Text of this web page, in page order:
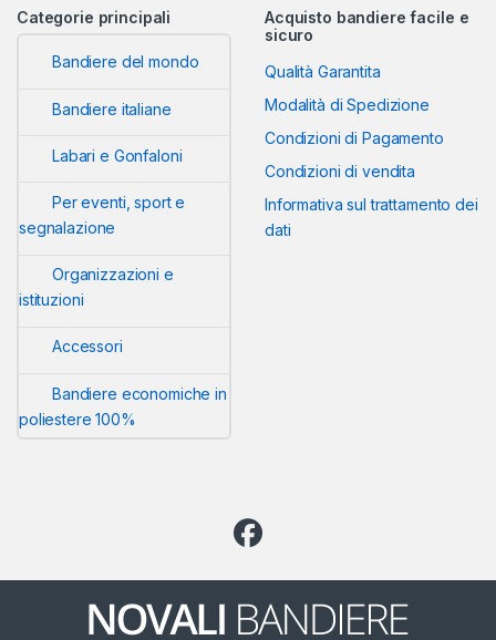
Categorie principali
Bandiere del mondo
Bandiere italiane
Labari e Gonfaloni
Per eventi, sport e
segnalazione
Organizzazioni e
istituzioni
Accessori
Bandiere economiche in
poliestere 100%
Acquisto bandiere facile e
sicuro
Qualità Garantita
Modalità di Spedizione
Condizioni di Pagamento
Condizioni di vendita
Informativa sul trattamento dei
dati